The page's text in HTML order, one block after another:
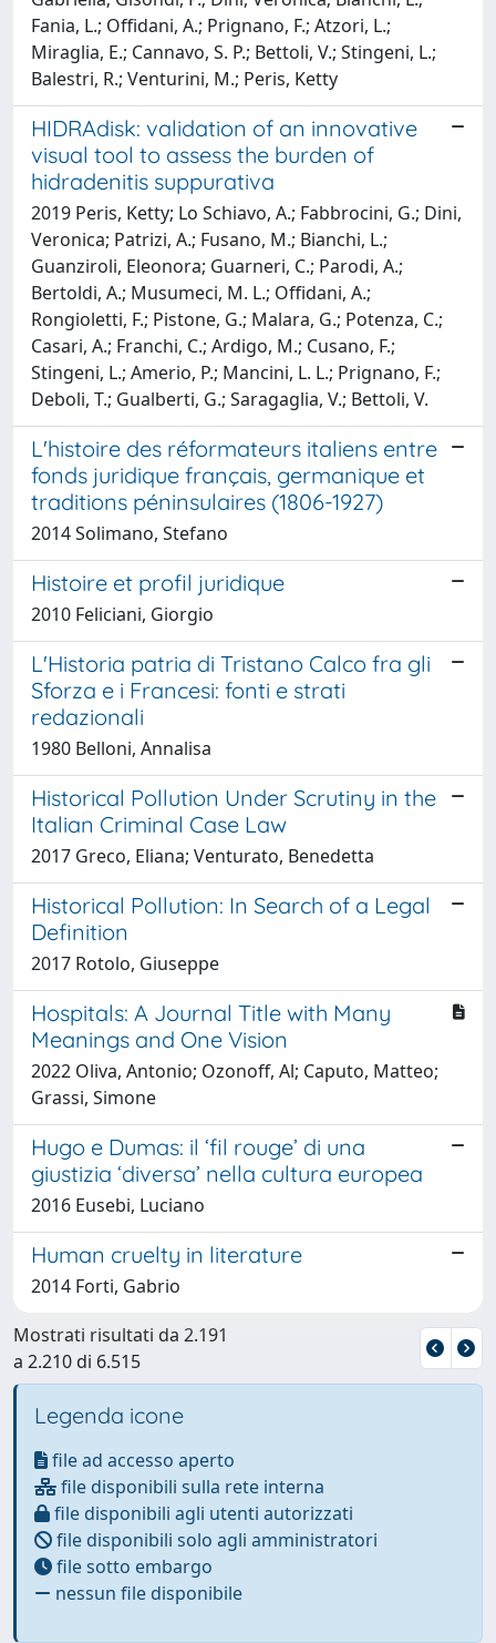
Fania, L.; Offidani, A.; Prignano, F.; Atzori, L.;
Miraglia, E.; Cannavo, S. P.; Bettoli, V.; Stingeni, L.;
Balestri, R.; Venturini, M.; Peris, Ketty
HIDRAdisk: validation of an innovative
visual tool to assess the burden of
hidradenitis suppurativa
2019 Peris, Ketty; Lo Schiavo, A.; Fabbrocini, G.; Dini,
Veronica; Patrizi, A.; Fusano, M.; Bianchi, L.;
Guanziroli, Eleonora; Guarneri, C.; Parodi, A.;
Bertoldi, A.; Musumeci, M. L.; Offidani, A.;
Rongioletti, F.; Pistone, G.; Malara, G.; Potenza, C.;
Casari, A.; Franchi, C.; Ardigo, M.; Cusano, F.;
Stingeni, L.; Amerio, P.; Mancini, L. L.; Prignano, F.;
Deboli, T.; Gualberti, G.; Saragaglia, V.; Bettoli, V.
L'histoire des réformateurs italiens entre
fonds juridique français, germanique et
traditions péninsulaires (1806-1927)
2014 Solimano, Stefano
Histoire et profil juridique
2010 Feliciani, Giorgio
L'Historia patria di Tristano Calco fra gli
Sforza e i Francesi: fonti e strati
redazionali
1980 Belloni, Annalisa
Historical Pollution Under Scrutiny in the
Italian Criminal Case Law
2017 Greco, Eliana; Venturato, Benedetta
Historical Pollution: In Search of a Legal
Definition
2017 Rotolo, Giuseppe
Hospitals: A Journal Title with Many
Meanings and One Vision
2022 Oliva, Antonio; Ozonoff, Al; Caputo, Matteo;
Grassi, Simone
Hugo e Dumas: il ‘fil rouge’ di una
giustizia ‘diversa’ nella cultura europea
2016 Eusebi, Luciano
Human cruelty in literature
2014 Forti, Gabrio
Mostrati risultati da 2.191
a 2.210 di 6.515
Legenda icone
file ad accesso aperto
file disponibili sulla rete interna
file disponibili agli utenti autorizzati
file disponibili solo agli amministratori
file sotto embargo
nessun file disponibile